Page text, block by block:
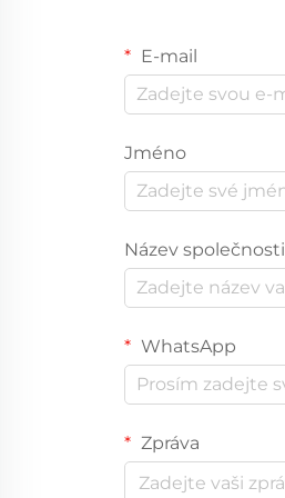
E-mail
Jméno
Název společnosti
WhatsApp
Zpráva